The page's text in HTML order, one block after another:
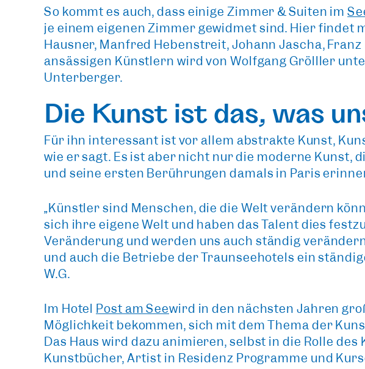
So kommt es auch, dass einige Zimmer & Suiten im
je einem eigenen Zimmer gewidmet sind. Hier findet
Hausner, Manfred Hebenstreit, Johann Jascha,
ansässigen Künstlern wird von Wolfgang Grölller
Unterberger.
Die Kunst ist das, was
Für ihn interessant ist vor allem abstrakte Kunst,
wie er sagt. Es ist aber nicht nur die moderne Kunst,
und seine ersten Berührungen damals in Paris
„Künstler sind Menschen, die die Welt verändern
sich ihre eigene Welt und haben das Talent dies
Veränderung und werden uns auch ständig
und auch die Betriebe der Traunseehotels ein
W.G.
Im Hotel Post am Seewird in den nächsten Jahren
Möglichkeit bekommen, sich mit dem Thema der
Das Haus wird dazu animieren, selbst in die Rolle
Kunstbücher, Artist in Residenz Programme und